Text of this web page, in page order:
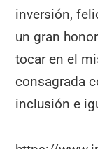
inversión,
un gran
tocar en el
consagrada
inclusión e